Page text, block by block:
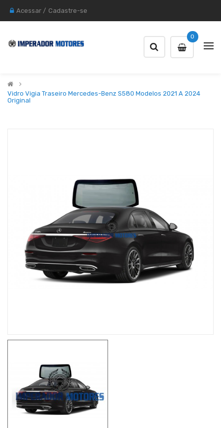
Acessar / Cadastre-se
0
Vidro Vigia Traseiro Mercedes-Benz S580 Modelos 2021 A 2024
Original